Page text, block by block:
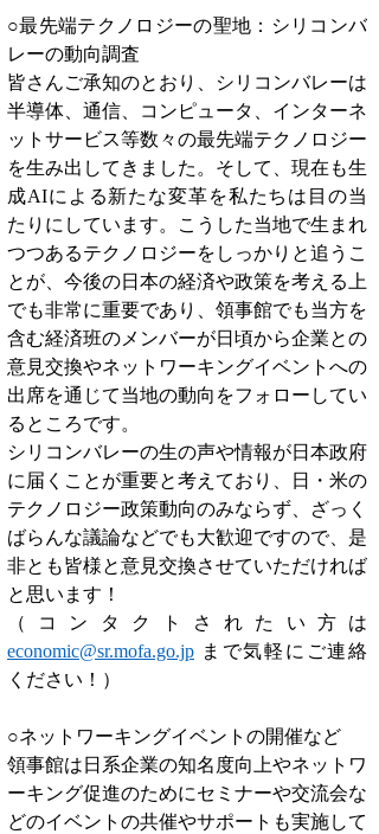
○最先端テクノロジーの聖地：シリコンバ
レーの動向調査
皆さんご承知のとおり、シリコンバレーは
半導体、通信、コンピュータ、インターネ
ットサービス等数々の最先端テクノロジー
を生み出してきました。そして、現在も生
成AIによる新たな変革を私たちは目の当
たりにしています。こうした当地で生まれ
つつあるテクノロジーをしっかりと追うこ
とが、今後の日本の経済や政策を考える上
でも非常に重要であり、領事館でも当方を
含む経済班のメンバーが日頃から企業との
意見交換やネットワーキングイベントへの
出席を通じて当地の動向をフォローしてい
るところです。
シリコンバレーの生の声や情報が日本政府
に届くことが重要と考えており、日・米の
テクノロジー政策動向のみならず、ざっく
ばらんな議論などでも大歓迎ですので、是
非とも皆様と意見交換させていただければ
と思います！
economic@sr.mofa.go.jp まで気軽にご連絡
ください！）
○ネットワーキングイベントの開催など
領事館は日系企業の知名度向上やネットワ
ーキング促進のためにセミナーや交流会な
どのイベントの共催やサポートも実施して